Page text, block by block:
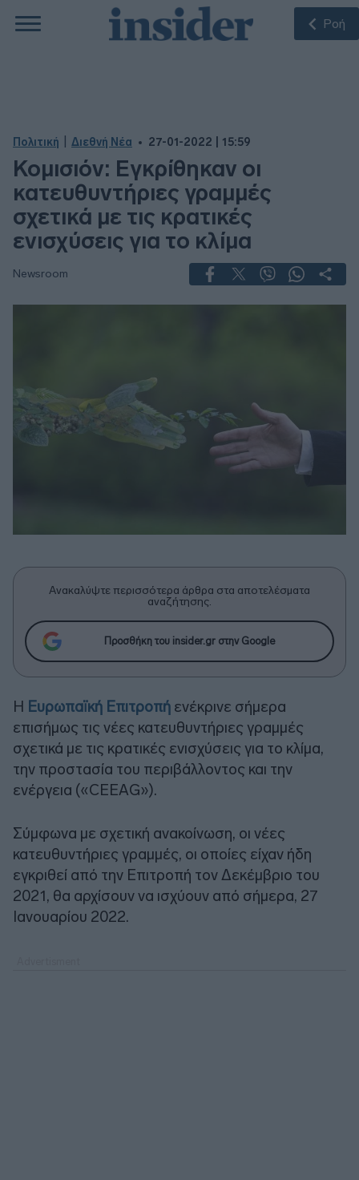
Ροή
Πολιτική Διεθνή Νέα 27-01-2022 | 15:59
Κομισιόν: Εγκρίθηκαν οι
κατευθυντήριες γραμμές
σχετικά με τις κρατικές
ενισχύσεις για το κλίμα
Newsroom
Ανακαλύψτε περισσότερα άρθρα στα αποτελέσματα
αναζήτησης.
Προσθήκη του insider.gr στην Google
Η Ευρωπαϊκή Επιτροπή ενέκρινε σήμερα
επισήμως τις νέες κατευθυντήριες γραμμές
σχετικά με τις κρατικές ενισχύσεις για το κλίμα,
την προστασία του περιβάλλοντος και την
ενέργεια («CEEAG»).
Σύμφωνα με σχετική ανακοίνωση, οι νέες
κατευθυντήριες γραμμές, οι οποίες είχαν ήδη
εγκριθεί από την Επιτροπή τον Δεκέμβριο του
2021, θα αρχίσουν να ισχύουν από σήμερα, 27
Ιανουαρίου 2022.